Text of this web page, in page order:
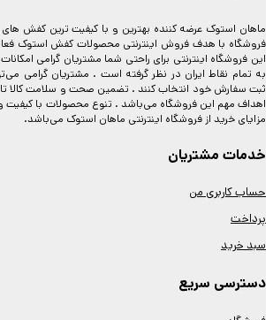
ممکن
است
در
صفحه
محصول
انتخاب
شوند
ماهان استوک عرضه کننده بهترین و با کیفیت ترین کفش
فروشگاه با هدف فروش اینترنتی محصولات کفش استوک
این فروشگاه اینترنتی برای راحتی شما مشتریان گرامی امکانات
به تمام نقاط ایران در نظر گرفته است . مشتریان گرامی
ثبت سفارش خود انتخاب کنند . تضمین صحت و سلامت کالا
اهداف مهم این فروشگاه می‌باشد . تنوع محصولات با کیفیت
مزایای خرید از فروشگاه اینترنتی ماهان استوک می‌باشد.
خدمات مشتریان
حساب کاربری من
پرداخت
سبد خرید
دسترسی سریع